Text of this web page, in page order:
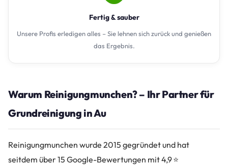
Fertig & sauber
Unsere Profis erledigen alles – Sie lehnen sich zurück und genießen
das Ergebnis.
Warum Reinigungmunchen? – Ihr Partner für
Grundreinigung in Au
Reinigungmunchen wurde 2015 gegründet und hat
seitdem über 15 Google-Bewertungen mit 4,9 ⭐